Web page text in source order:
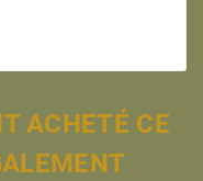
ACHETÉ CE